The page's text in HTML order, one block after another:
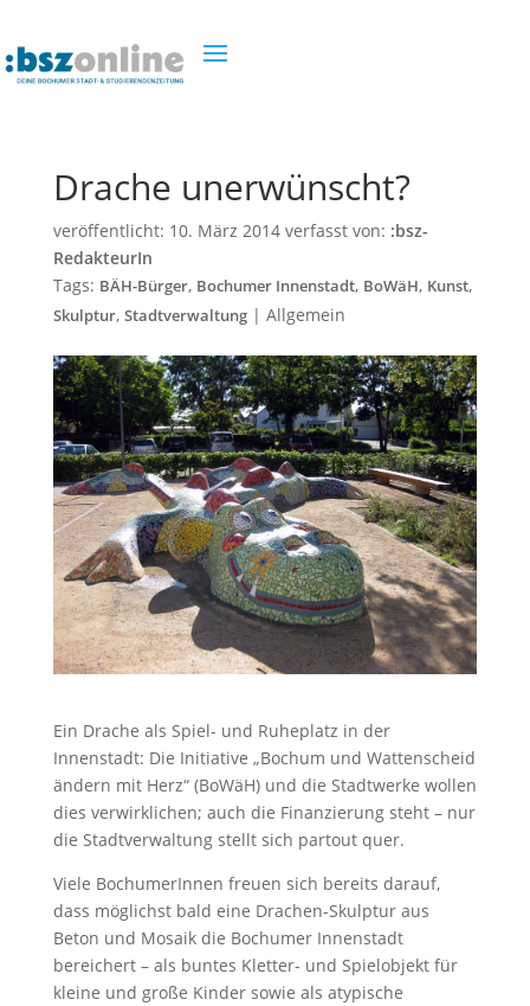
Drache unerwünscht?
veröffentlicht: 10. März 2014verfasst von: :bsz-
RedakteurIn
Tags: BÄH-Bürger, Bochumer Innenstadt, BoWäH, Kunst,
Skulptur, Stadtverwaltung| Allgemein
Ein Drache als Spiel- und Ruheplatz in der
Innenstadt: Die Initiative „Bochum und Wattenscheid
ändern mit Herz“ (BoWäH) und die Stadtwerke wollen
dies verwirklichen; auch die Finanzierung steht – nur
die Stadtverwaltung stellt sich partout quer.
Viele BochumerInnen freuen sich bereits darauf,
dass möglichst bald eine Drachen-Skulptur aus
Beton und Mosaik die Bochumer Innenstadt
bereichert – als buntes Kletter- und Spielobjekt für
kleine und große Kinder sowie als atypische